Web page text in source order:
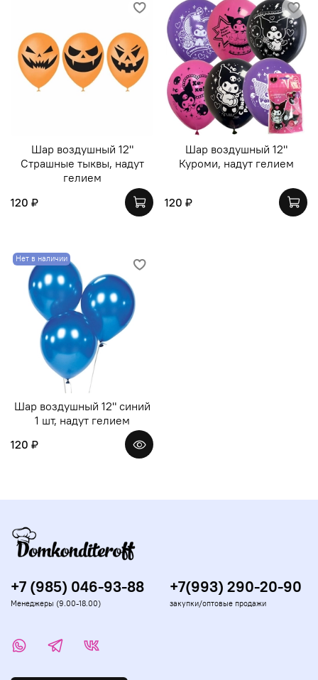
Шар воздушный 12"
Страшные тыквы, надут
гелием
120 ₽
Шар воздушный 12"
Куроми, надут гелием
120 ₽
Нет в наличии
Шар воздушный 12" синий
1 шт, надут гелием
120 ₽
+7 (985) 046-93-88
Менеджеры (9.00-18.00)
+7(993) 290-20-90
закупки/оптовые продажи